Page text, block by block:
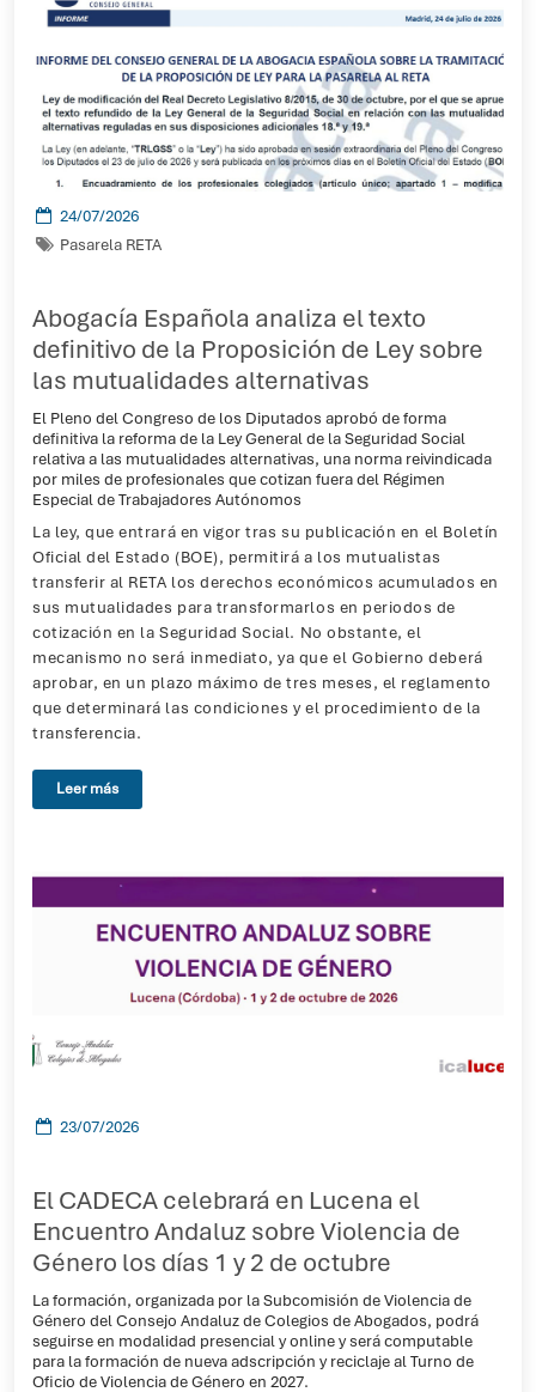
24/07/2026
Pasarela RETA
Abogacía Española analiza el texto
definitivo de la Proposición de Ley sobre
las mutualidades alternativas
El Pleno del Congreso de los Diputados aprobó de forma
definitiva la reforma de la Ley General de la Seguridad Social
relativa a las mutualidades alternativas, una norma reivindicada
por miles de profesionales que cotizan fuera del Régimen
Especial de Trabajadores Autónomos
La ley, que entrará en vigor tras su publicación en el Boletín
Oficial del Estado (BOE), permitirá a los mutualistas
transferir al RETA los derechos económicos acumulados en
sus mutualidades para transformarlos en periodos de
cotización en la Seguridad Social. No obstante, el
mecanismo no será inmediato, ya que el Gobierno deberá
aprobar, en un plazo máximo de tres meses, el reglamento
que determinará las condiciones y el procedimiento de la
transferencia.
Leer más
23/07/2026
El CADECA celebrará en Lucena el
Encuentro Andaluz sobre Violencia de
Género los días 1 y 2 de octubre
La formación, organizada por la Subcomisión de Violencia de
Género del Consejo Andaluz de Colegios de Abogados, podrá
seguirse en modalidad presencial y online y será computable
para la formación de nueva adscripción y reciclaje al Turno de
Oficio de Violencia de Género en 2027.